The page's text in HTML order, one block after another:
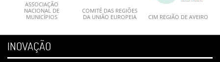
ASSOCIAÇÃO
NACIONAL DE
MUNICÍPIOS
COMITÉ DAS REGIÕES
DA UNIÃO EUROPEIA
CIM REGIÃO DE AVEIRO
INOVAÇÃO